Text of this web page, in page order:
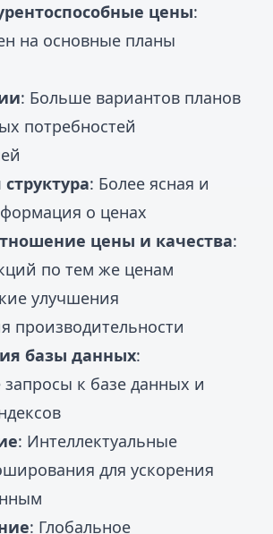
цены:
на основные планы
: Больше вариантов планов
потребностей
: Более ясная и
о ценах
цены и качества:
по тем же ценам
улучшения
производительности
базы данных:
к базе данных и
: Интеллектуальные
для ускорения
: Глобальное